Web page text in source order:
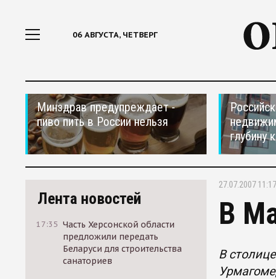
06 АВГУСТА, ЧЕТВЕРГ
Минздрав предупреждает -
пиво пить в России нельзя
глубину
Лента новостей
17:35 Часть Херсонской области
предложили передать
Беларуси для строительства
санаториев
27.07.2007 11:17
В
В